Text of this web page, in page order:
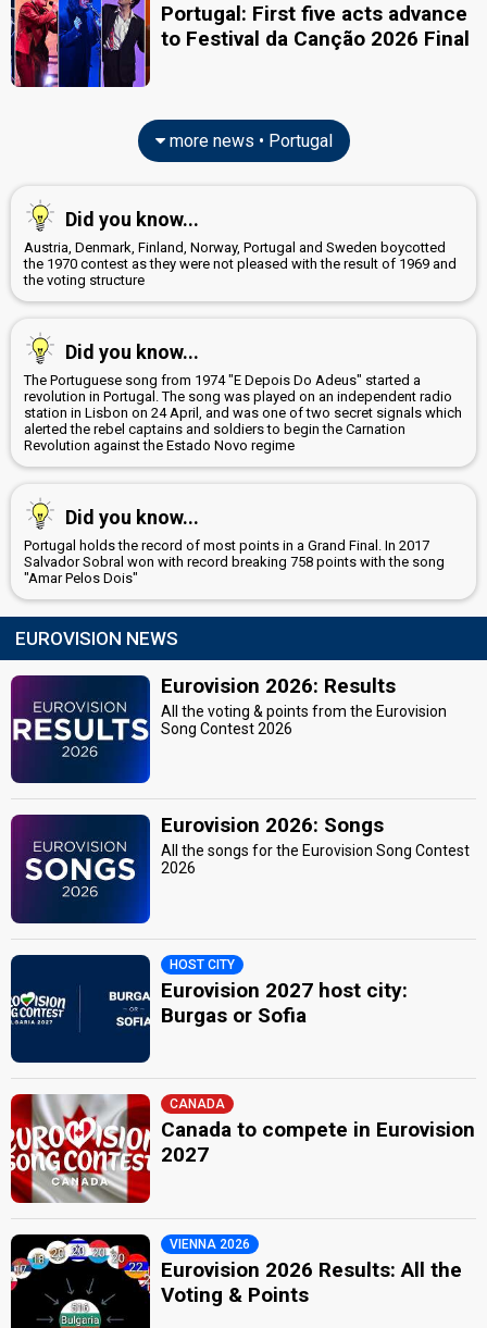
Portugal: First five acts advance
to Festival da Canção 2026 Final
more news • Portugal
Did you know...
Austria, Denmark, Finland, Norway, Portugal and Sweden boycotted
the 1970 contest as they were not pleased with the result of 1969 and
the voting structure
Did you know...
The Portuguese song from 1974 "E Depois Do Adeus" started a
revolution in Portugal. The song was played on an independent radio
station in Lisbon on 24 April, and was one of two secret signals which
alerted the rebel captains and soldiers to begin the Carnation
Revolution against the Estado Novo regime
Did you know...
Portugal holds the record of most points in a Grand Final. In 2017
Salvador Sobral won with record breaking 758 points with the song
"Amar Pelos Dois"
EUROVISION NEWS
Eurovision 2026: Results
All the voting & points from the Eurovision
Song Contest 2026
Eurovision 2026: Songs
All the songs for the Eurovision Song Contest
2026
HOST CITY
Eurovision 2027 host city:
Burgas or Sofia
CANADA
Canada to compete in Eurovision
2027
VIENNA 2026
Eurovision 2026 Results: All the
Voting & Points